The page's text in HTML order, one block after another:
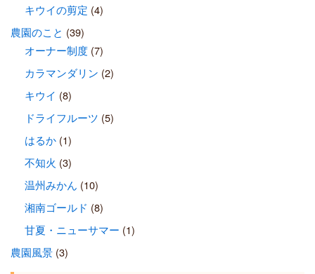
キウイの剪定 (4)
農園のこと (39)
オーナー制度(7)
カラマンダリン (2)
キウイ (8)
ドライフルーツ (5)
はるか(1)
不知火 (3)
温州みかん (10)
湘南ゴールド (8)
甘夏・ニューサマー (1)
農園風景(3)